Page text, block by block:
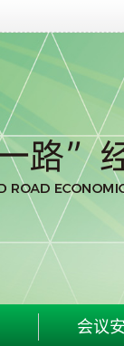
会议